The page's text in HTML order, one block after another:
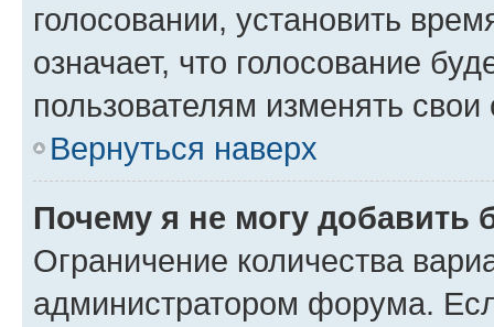
голосовании, установить
означает, что голосование
пользователям изменять свои
Вернуться наверх
Почему я не могу добавить
Ограничение количества
администратором форума.